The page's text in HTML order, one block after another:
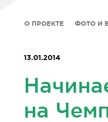
О ПРОЕКТЕ ФОТО И
13.01.2014
на